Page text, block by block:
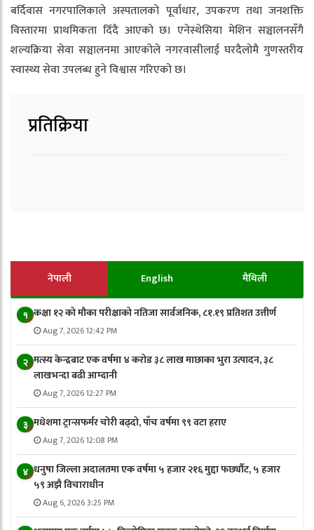
बर्दिवास नगरपालिकाले अस्पतालको पूर्वाधार, उपकरण तथा जनशक्ति
विस्तारमा प्राथमिकता दिँदै आएको छ। एनेस्थेसिया मेशिन सञ्चालनसँगै
शल्यक्रिया सेवा सञ्चालनमा आएकोले नगरवासीलाई घरदैलोमै गुणस्तरीय
स्वास्थ्य सेवा उपलब्ध हुने विश्वास गरिएको छ।
प्रतिक्रिया
नेपाली English मैथिली
१ कक्षा १२ को मौका परीक्षाको नतिजा सार्वजनिक, ८१.१९ प्रतिशत उत्तीर्ण
Aug 7, 2026 12:42 PM
२ मत्स्य केन्द्रबाट एक वर्षमा ४ करोड ३८ लाख माछाका भुरा उत्पादन, ३८
लाखभन्दा बढी आम्दानी
Aug 7, 2026 12:27 PM
३ मधेशमा ट्रान्सफर्मर चोरी बढ्दो, पाँच वर्षमा ९९ वटा हराए
Aug 7, 2026 12:08 PM
४ धनुषा जिल्ला अदालतमा एक वर्षमा ५ हजार २१६ मुद्दा फर्छ्यौट, ५ हजार
५९ अझै विचाराधीन
Aug 6, 2026 3:25 PM